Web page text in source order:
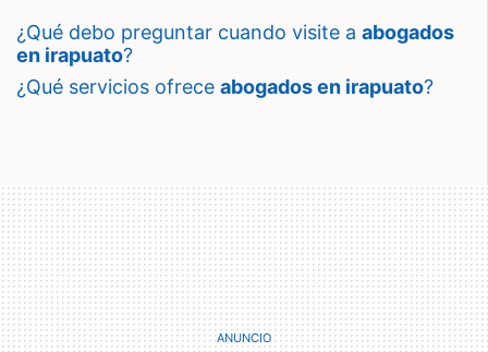
¿qué debo preguntar cuando visite a abogados
en irapuato?
¿qué servicios ofrece abogados en irapuato?